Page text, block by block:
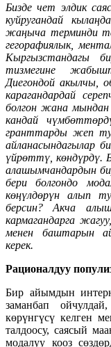
Бизде чет элдик
куйругандай
жаңыча терминди
гегорафиялык,
Кыргызстандагы
тизмегине
Диегондой акылчы,
карагандардай
болгон жана
кандай
гранттарды жеп
айланасындагылар
үйрөттү,
алашымчандардын
бери болгондо
көңүлдөрүн алып
берсин? Акча
кармагандарга
менен баштарын
керек.
Рационалдуу
Бир айымдын
заманбап
көрүнгүсү келген
талдоосу, саясый
модалуу кооз